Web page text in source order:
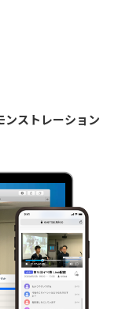
ンストレーション